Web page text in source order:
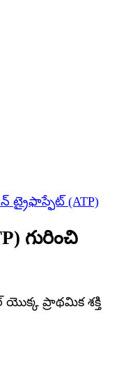
ట్రైఫాస్ఫేట్ (ATP)
గురించి
ప్రాథమిక శక్తి